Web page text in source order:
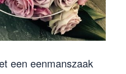
een eenmanszaak